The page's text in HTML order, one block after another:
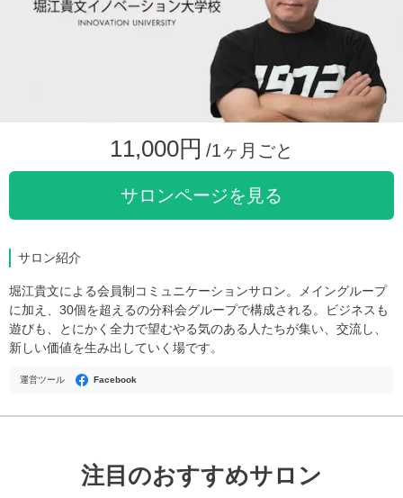
11,000円 /1ヶ月ごと
サロンページを見る
サロン紹介
堀江貴文による会員制コミュニケーションサロン。メイングループ
に加え、30個を超えるの分科会グループで構成される。ビジネスも
遊びも、とにかく全力で望むやる気のある人たちが集い、交流し、
新しい価値を生み出していく場です。
運営ツール Facebook
注目のおすすめサロン